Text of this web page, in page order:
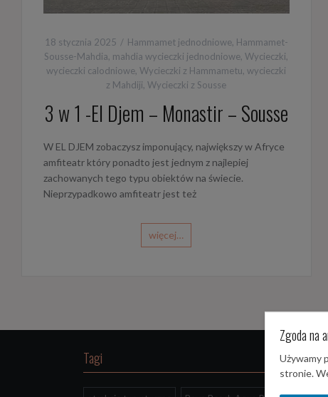
18 stycznia 2025 Hammamet jednodniowe, Hammamet-
Sousse-Mahdia, mahdia wycieczki jednodniowe,Wycieczki,
wycieczki calodniowe,Wycieczki z Hammametu,wycieczki
z Mahdiji,Wycieczki z Sousse
3 w 1 -El Djem – Monastir – Sousse
W EL DJEM zobaczysz imponujący, największy w Afryce
amfiteatr który ponadto jest jednym z najlepiej
zachowanych tego typu obiektów na świecie.
Nieprzypadkowo amfiteatr jest też
więcej…
Tagi
Zgoda na
Używamy
stronie.